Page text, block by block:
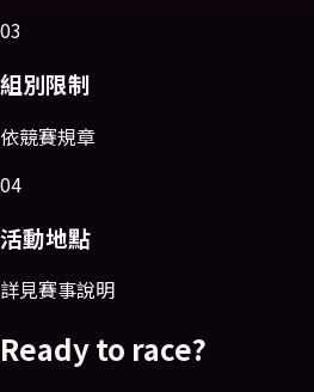
03
組別限制
依競賽規章
04
活動地點
詳見賽事說明
Ready to race?